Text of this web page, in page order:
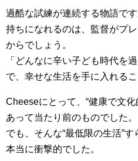
過酷な試練が連続する物語で
持ちになれるのは、監督がプ
からでしょう。
「どんなに辛い子ども時代を
で、幸せな生活を手に入れる
Cheeseにとって、“健康で文
あって当たり前のものでした。
でも、そんな“最低限の生活”
本当に衝撃的でした。